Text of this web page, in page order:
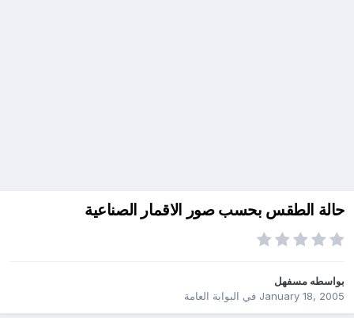
حالة الطقس بحسب صور الاقمار الصناعية
بواسطه مسفهل
January 18, 2005في البوابة العامة